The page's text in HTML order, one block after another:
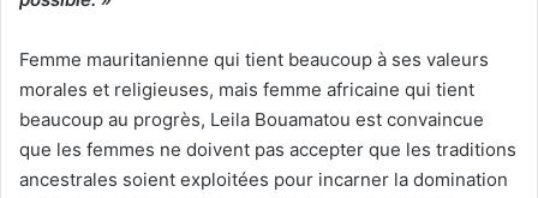
Femme mauritanienne qui tient beaucoup à ses valeurs
morales et religieuses, mais femme africaine qui tient
beaucoup au progrès, Leila Bouamatou est convaincue
que les femmes ne doivent pas accepter que les traditions
ancestrales soient exploitées pour incarner la domination